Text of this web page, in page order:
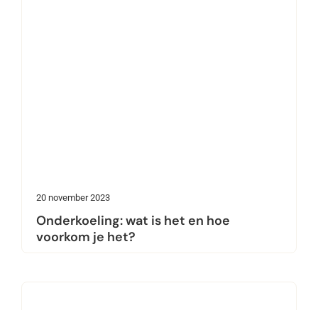
20 november 2023
Onderkoeling: wat is het en hoe
voorkom je het?